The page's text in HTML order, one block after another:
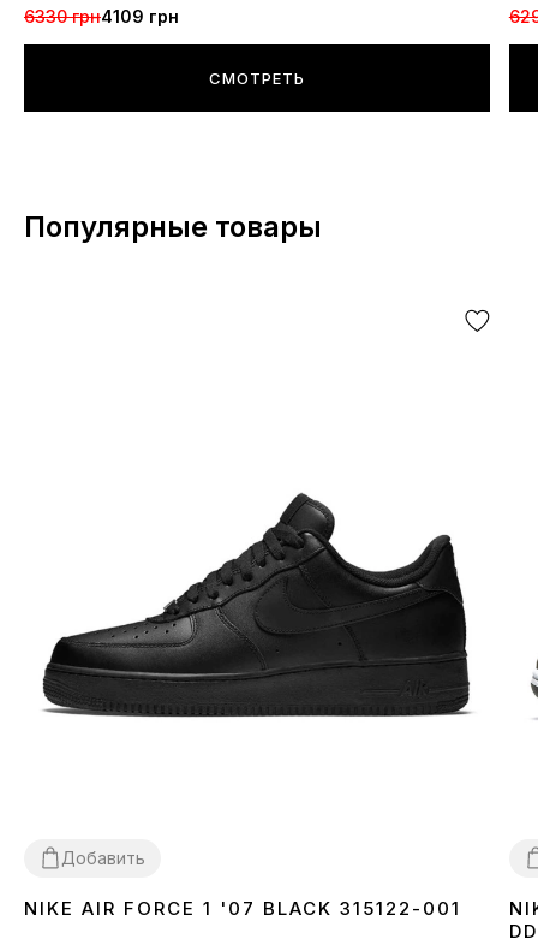
6330 грн4109 грн
СМОТРЕТЬ
Популярные товары
Добавить
3637 38 39 40414243 44 45 46
NIKE AIR FORCE 1 '07 BLACK 315122-001